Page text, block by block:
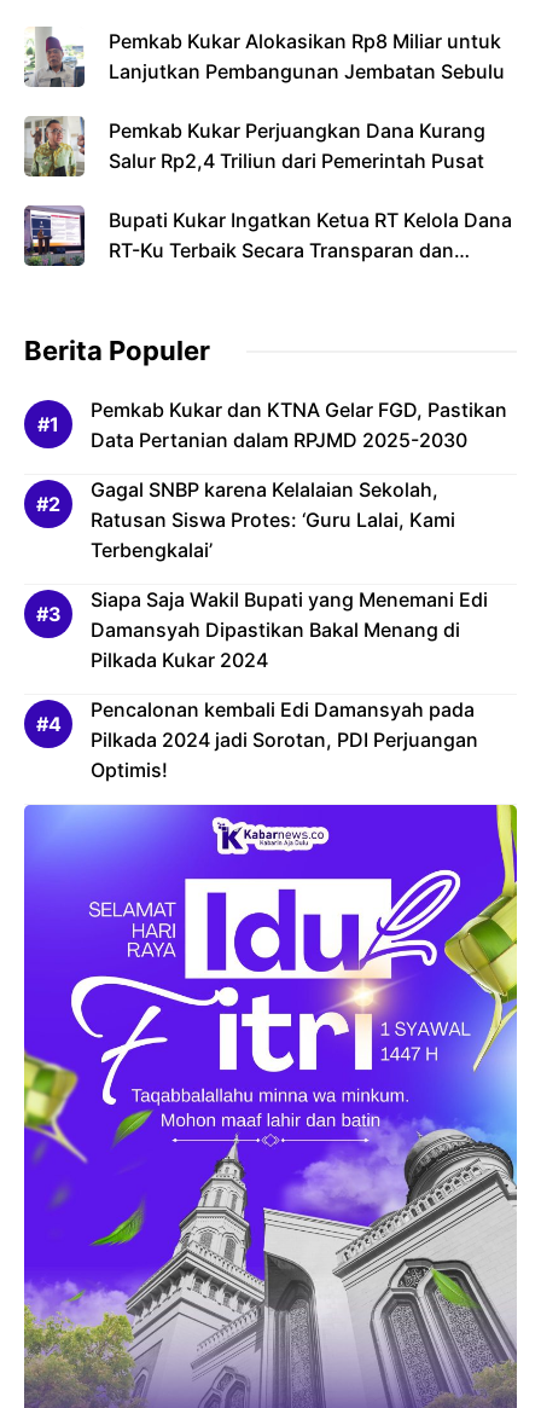
Pemkab Kukar Alokasikan Rp8 Miliar untuk
Lanjutkan Pembangunan Jembatan Sebulu
Pemkab Kukar Perjuangkan Dana Kurang
Salur Rp2,4 Triliun dari Pemerintah Pusat
Bupati Kukar Ingatkan Ketua RT Kelola Dana
RT-Ku Terbaik Secara Transparan dan
Berita Populer
Pemkab Kukar dan KTNA Gelar FGD, Pastikan
Data Pertanian dalam RPJMD 2025-2030
Gagal SNBP karena Kelalaian Sekolah,
Ratusan Siswa Protes: ‘Guru Lalai, Kami
Terbengkalai’
Siapa Saja Wakil Bupati yang Menemani Edi
Damansyah Dipastikan Bakal Menang di
Pilkada Kukar 2024
Pencalonan kembali Edi Damansyah pada
Pilkada 2024 jadi Sorotan, PDI Perjuangan
Optimis!